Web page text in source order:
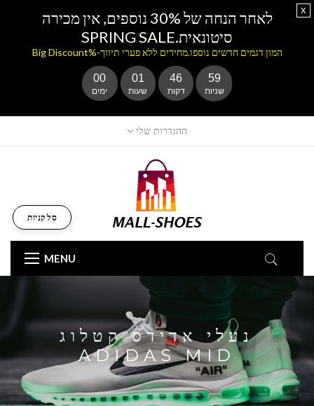
ההגדרות שלי
MENU
סל קניות
נעלי אדידס קטלוג
ADIDAS MID
לאחר הנחה של 30% נוספים, אין מכירה
סיטונאית.SPRING SALE
המון דגמים חדשים נוספו.מחירים ללא פערי תיווך-%Big Discount
00
ימים
01
שעות
46
דקות
59
שניות
x